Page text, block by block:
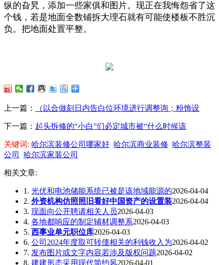
纵的旮旯，添加一些家俱和图片。现正在我悔怨省了这
个钱，若是地面全数铺拆大理石就有可能使楼板不胜沉
负。把地面处置平整。
上一篇： （以合做刻日内告白位环境进行调整询；粉饰设
下一篇： 起头拆修的“小白”们必定城市被“什么时候该
关键词: 哈尔滨装修公司哪家好 哈尔滨商业装修 哈尔滨整装
公司
哈尔滨家装公司
相关文章:
1. 光伏和电池储能系统已被是该地域能源的2026-04-04
2. 外资机构仿照照旧看好中国资产的设置装2026-04-04
3. 现面向公开聘请相关人员2026-04-03
4. 各地都响应的制定辅材调整系2026-04-03
5. 西事业单元职位库2026-04-03
6. 公司2024年度取可转债相关的利钱收入为2026-04-02
7. 发布图片或文字内容若涉及版权问题2026-04-02
8. 建建形态采用现代简约风2026-04-01